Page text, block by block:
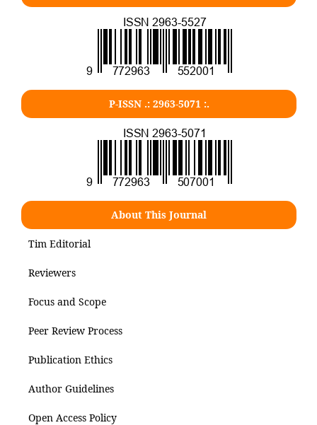
P-ISSN .: 2963-5071 :.
About This Journal
Tim Editorial
Reviewers
Focus and Scope
Peer Review Process
Publication Ethics
Author Guidelines
Open Access Policy